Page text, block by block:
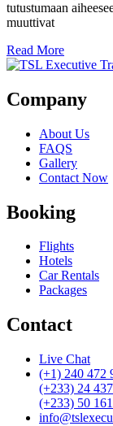
tutustumaan
muuttivat
Read More
Company
About Us
FAQS
Gallery
Contact Now
Booking
Flights
Hotels
Car Rentals
Packages
Contact
Live Chat
(+1) 240 472
(+233) 24
(+233) 50